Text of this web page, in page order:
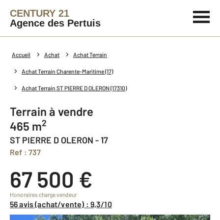
CENTURY 21
Agence des Pertuis
Accueil Achat Achat Terrain
Achat Terrain Charente-Maritime (17)
Achat Terrain ST PIERRE D OLERON (17310)
Terrain à vendre
465 m2
ST PIERRE D OLERON - 17
Ref : 737
67 500 €
Honoraires charge vendeur
56 avis (achat/vente) : 9,3/10